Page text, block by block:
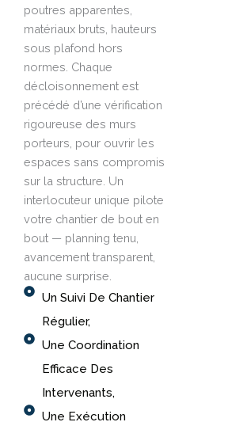
poutres apparentes,
matériaux bruts, hauteurs
sous plafond hors
normes. Chaque
décloisonnement est
précédé d’une vérification
rigoureuse des murs
porteurs, pour ouvrir les
espaces sans compromis
sur la structure. Un
interlocuteur unique pilote
votre chantier de bout en
bout — planning tenu,
avancement transparent,
aucune surprise.
Un Suivi De Chantier
Régulier,
Une Coordination
Efficace Des
Intervenants,
Une Exécution